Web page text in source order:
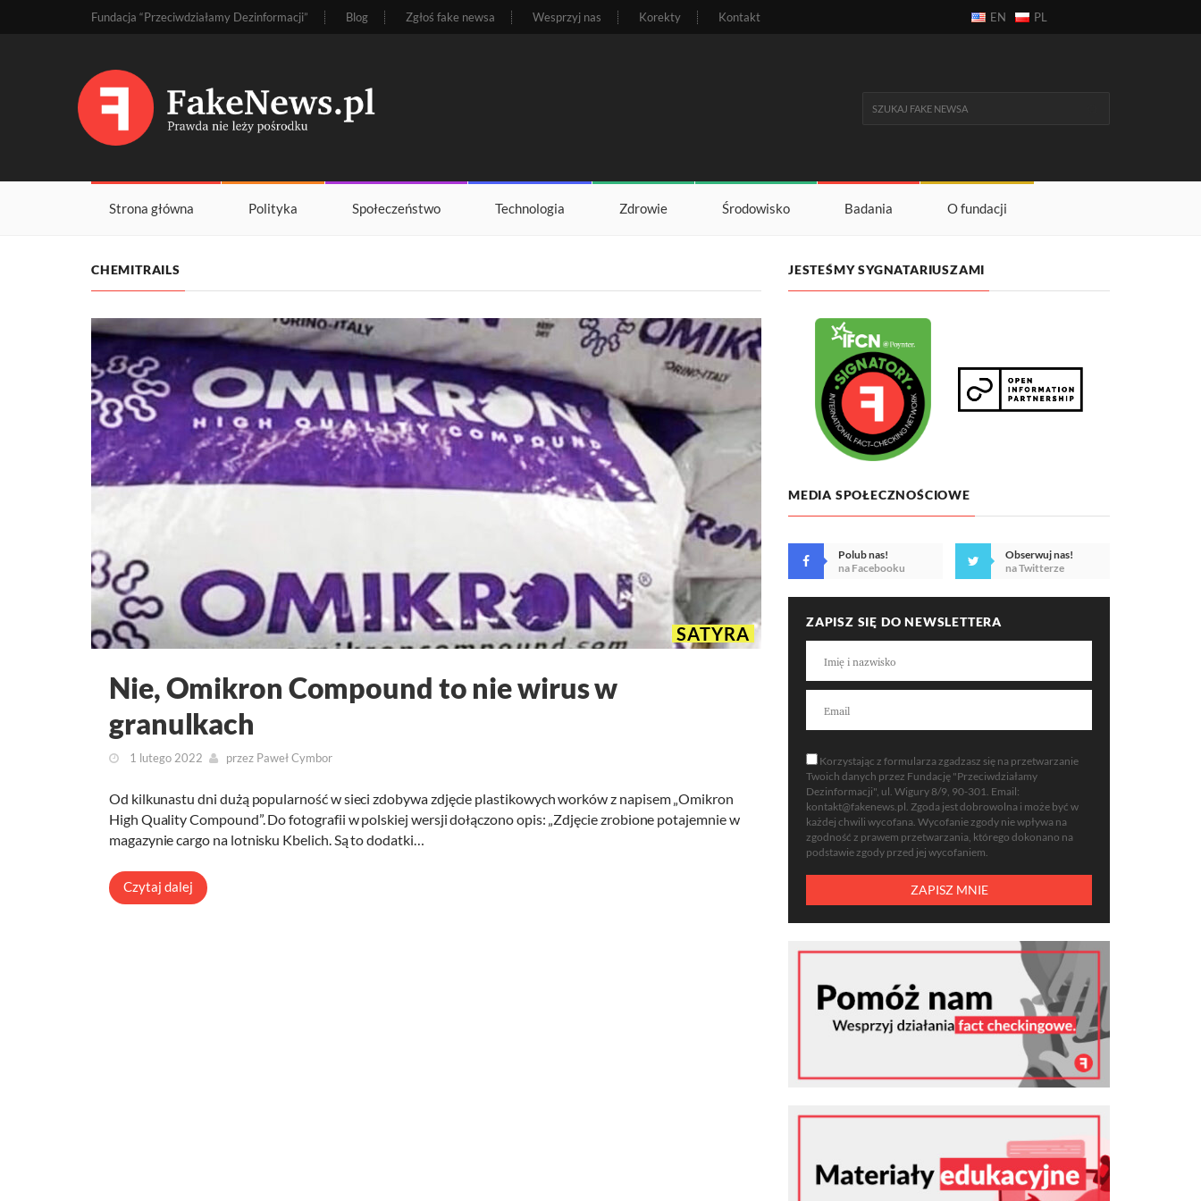
Fundacja “Przeciwdziałamy Dezinformacji” Blog Zgłoś fake newsa Wesprzyj nas Korekty Kontakt EN PL
Strona główna Polityka Społeczeństwo Technologia Zdrowie Środowisko Badania O fundacji
CHEMITRAILS
SATYRA
Nie, Omikron Compound to nie wirus w
granulkach
1 lutego 2022 przez Paweł Cymbor
Od kilkunastu dni dużą popularność w sieci zdobywa zdjęcie plastikowych worków z napisem „Omikron
High Quality Compound”. Do fotografii w polskiej wersji dołączono opis: „Zdjęcie zrobione potajemnie w
magazynie cargo na lotnisku Kbelich. Są to dodatki…
Czytaj dalej
JESTEŚMY SYGNATARIUSZAMI
MEDIA SPOŁECZNOŚCIOWE
Polub nas!
na Facebooku
Obserwuj nas!
na Twitterze
ZAPISZ SIĘ DO NEWSLETTERA
Korzystając z formularza zgadzasz się na przetwarzanie
Twoich danych przez Fundację "Przeciwdziałamy
Dezinformacji", ul. Wigury 8/9, 90-301. Email:
kontakt@fakenews.pl. Zgoda jest dobrowolna i może być w
każdej chwili wycofana. Wycofanie zgody nie wpływa na
zgodność z prawem przetwarzania, którego dokonano na
podstawie zgody przed jej wycofaniem.